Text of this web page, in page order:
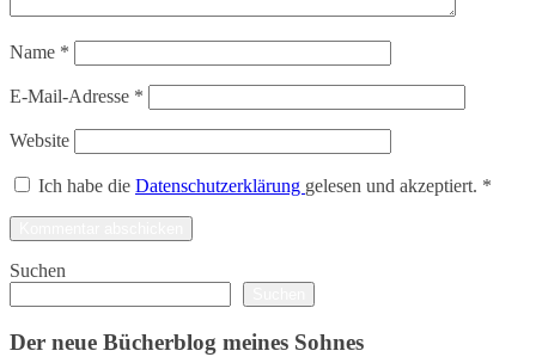
Name *
E-Mail-Adresse *
Website
Ich habe die Datenschutzerklärung gelesen und akzeptiert. *
Suchen
Der neue Bücherblog meines Sohnes